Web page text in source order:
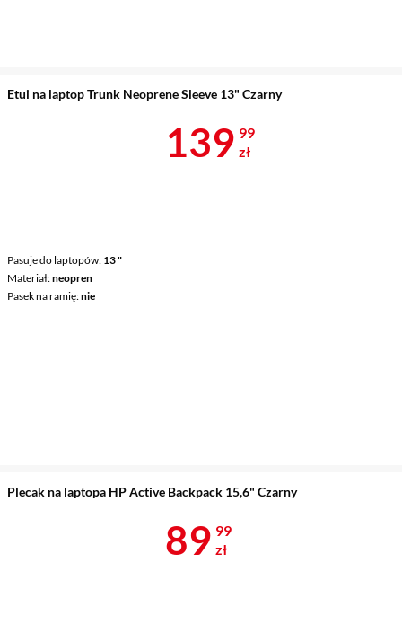
Etui na laptop Trunk Neoprene Sleeve 13" Czarny
Pasuje do laptopów 13 "
Materiał neopren
Pasek na ramię nie
Cena 139,99
139 99
zł
Plecak na laptopa HP Active Backpack 15,6" Czarny
Cena 89,99
89 99
zł